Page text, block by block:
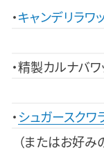
キャンデリラワ
精製カルナバワ
シュガースクワ
（またはお好み